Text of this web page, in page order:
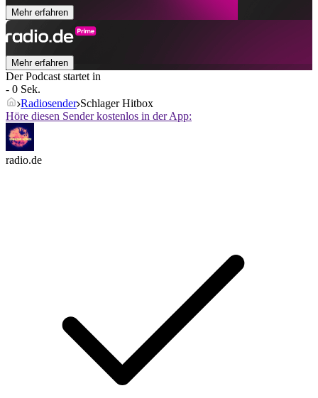
Mehr erfahren
Mehr erfahren
Der Podcast startet in
- 0 Sek.
Radiosender Schlager Hitbox
Höre diesen Sender kostenlos in der App:
radio.de